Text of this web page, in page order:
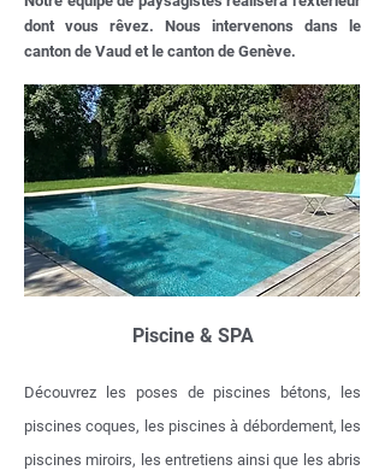
dont vous rêvez. Nous intervenons dans le
canton de Vaud et le canton de Genève.
Piscine & SPA
Découvrez les poses de piscines bétons, les
piscines coques, les piscines à débordement, les
piscines miroirs, les entretiens ainsi que les abris